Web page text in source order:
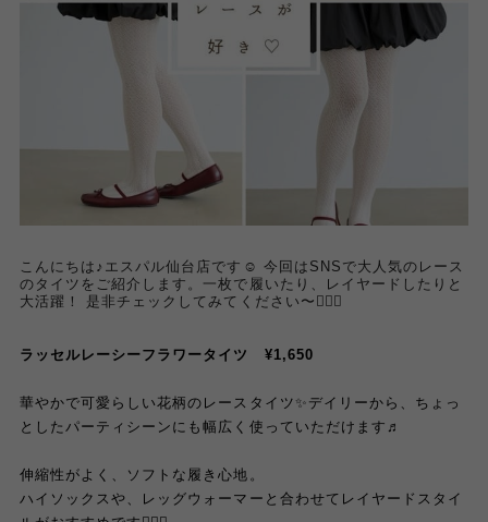
こんにちは♪エスパル仙台店です☺︎ 今回はSNSで大人気のレース
のタイツをご紹介します。一枚で履いたり、レイヤードしたりと
大活躍！ 是非チェックしてみてください〜💁🏻‍♀️
ラッセルレーシーフラワータイツ ¥1,650
華やかで可愛らしい花柄のレースタイツ✨デイリーから、ちょっ
としたパーティシーンにも幅広く使っていただけます♬
伸縮性がよく、ソフトな履き心地。
ハイソックスや、レッグウォーマーと合わせてレイヤードスタイ